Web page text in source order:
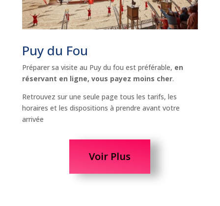
Puy du Fou
Préparer sa visite au Puy du fou est préférable, en
réservant en ligne, vous payez moins cher.
Retrouvez sur une seule page tous les tarifs, les
horaires et les dispositions à prendre avant votre
arrivée
Voir Plus